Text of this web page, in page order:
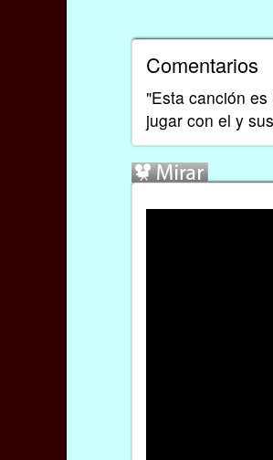
Comentarios
"Esta canción
jugar con el y